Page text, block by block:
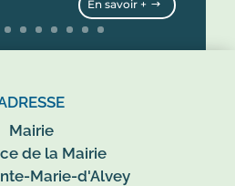
En savoir +
Mairie
de la Mairie
Marie-d'Alvey